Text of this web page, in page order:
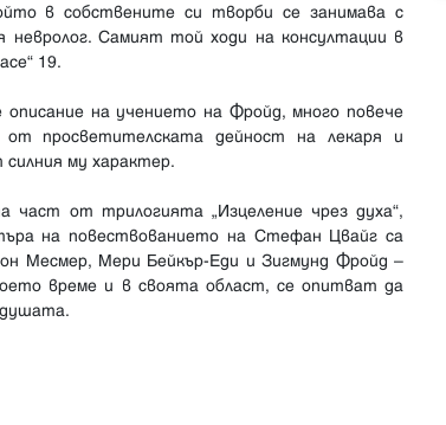
в собствените си творби се занимава с
невролог. Самият той ходи на консултации в
19.
на учението на Фройд, много повече
просветителската дейност на лекаря и
му характер.
част от трилогията „Изцеление чрез духа“,
на повествованието на Стефан Цвайг са
Месмер, Мери Бейкър-Еди и Зигмунд Фройд –
време и в своята област, се опитват да